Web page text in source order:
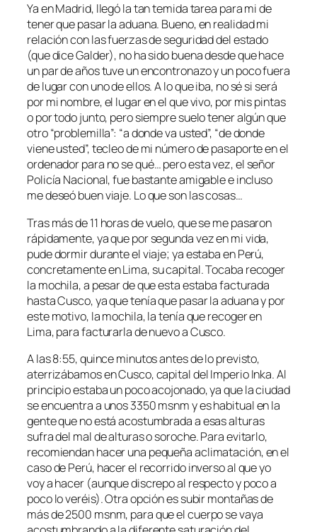
Ya en Madrid, llegó la tan temida tarea para mi de
tener que pasar la aduana. Bueno, en realidad mi
relación con las fuerzas de seguridad del estado
(que dice Galder), no ha sido buena desde que hace
un par de años tuve un encontronazo y un poco fuera
de lugar con uno de ellos. A lo que iba, no sé si será
por mi nombre, el lugar en el que vivo, por mis pintas
o por todo junto, pero siempre suelo tener algún que
otro “problemilla”: “a donde va usted”, “de donde
viene usted”, tecleo de mi número de pasaporte en el
ordenador para no se qué… pero esta vez, el señor
Policía Nacional, fue bastante amigable e incluso
me deseó buen viaje. Lo que son las cosas…
Tras más de 11 horas de vuelo, que se me pasaron
rápidamente, ya que por segunda vez en mi vida,
pude dormir durante el viaje; ya estaba en Perú,
concretamente en Lima, su capital. Tocaba recoger
la mochila, a pesar de que esta estaba facturada
hasta Cusco, ya que tenía que pasar la aduana y por
este motivo, la mochila, la tenía que recoger en
Lima, para facturarla de nuevo a Cusco.
A las 8:55, quince minutos antes de lo previsto,
aterrizábamos en Cusco, capital del Imperio Inka. Al
principio estaba un poco acojonado, ya que la ciudad
se encuentra a unos 3350 msnm y es habitual en la
gente que no está acostumbrada a esas alturas
sufra del mal de alturas o soroche. Para evitarlo,
recomiendan hacer una pequeña aclimatación, en el
caso de Perú, hacer el recorrido inverso al que yo
voy a hacer (aunque discrepo al respecto y poco a
poco lo veréis). Otra opción es subir montañas de
más de 2500 msnm, para que el cuerpo se vaya